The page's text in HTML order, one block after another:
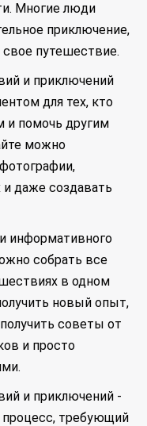
Многие люди
приключение,
свое путешествие.
и приключений
для тех, кто
и помочь другим
можно
даже создавать
информативного
собрать все
в одном
новый опыт,
советы от
и просто
и приключений -
требующий